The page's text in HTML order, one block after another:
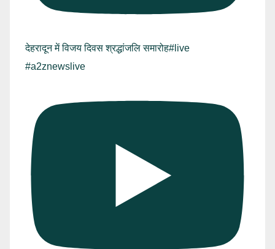
देहरादून में विजय दिवस श्रद्धांजलि समारोह#live
#a2znewslive